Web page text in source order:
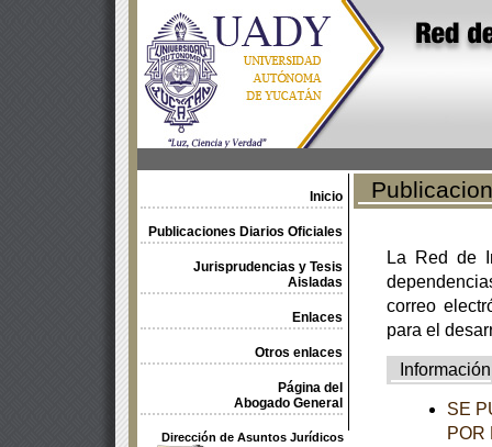
Inicio
Publicaciones Diarios Oficiales
Jurisprudencias y Tesis
Aisladas
Enlaces
Otros enlaces
Página del
Abogado General
Dirección de Asuntos Jurídicos
La Red de
correo
para el
Información
SE
POR